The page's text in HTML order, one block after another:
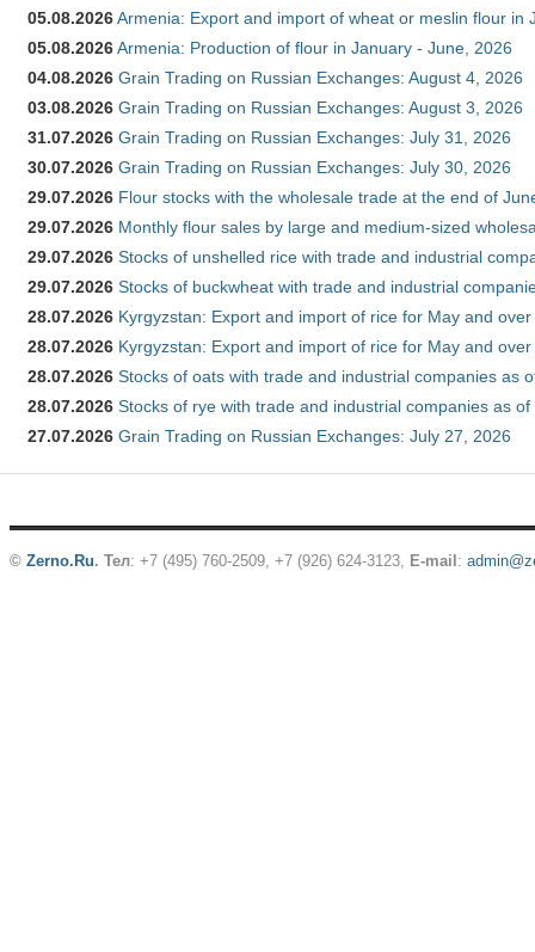
05.08.2026Armenia: Export and import of wheat or meslin flour in
05.08.2026Armenia: Production of flour in January - June, 2026
04.08.2026 Grain Trading on Russian Exchanges: August 4, 2026
03.08.2026 Grain Trading on Russian Exchanges: August 3, 2026
31.07.2026 Grain Trading on Russian Exchanges: July 31, 2026
30.07.2026 Grain Trading on Russian Exchanges: July 30, 2026
29.07.2026 Flour stocks with the wholesale trade at the end of
29.07.2026 Monthly flour sales by large and medium-sized
29.07.2026 Stocks of unshelled rice with trade and industrial
29.07.2026 Stocks of buckwheat with trade and industrial
28.07.2026 Kyrgyzstan: Export and import of rice for May and
28.07.2026 Kyrgyzstan: Export and import of rice for May and
28.07.2026 Stocks of oats with trade and industrial companies as
28.07.2026 Stocks of rye with trade and industrial companies as
27.07.2026 Grain Trading on Russian Exchanges: July 27, 2026
© Zerno.Ru. Тел: +7 (495) 760-2509, +7 (926) 624-3123 E-mail: